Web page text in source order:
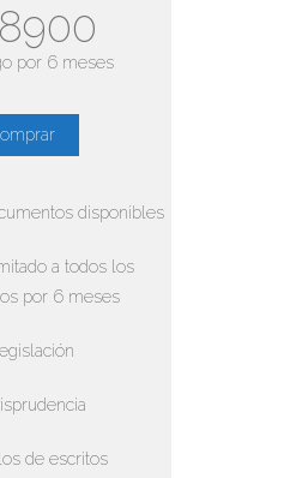
por 6 meses
disponibles
a todos los
por 6 meses
de escritos